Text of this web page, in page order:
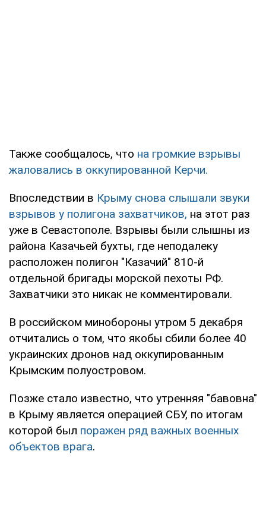
Также сообщалось, что на громкие взрывы
жаловались в оккупированной Керчи.
Впоследствии в Крыму снова слышали звуки
взрывов у полигона захватчиков, на этот раз
уже в Севастополе. Взрывы были слышны из
района Казачьей бухты, где неподалеку
расположен полигон "Казачий" 810-й
отдельной бригады морской пехоты РФ.
Захватчики это никак не комментировали.
В российском минобороны утром 5 декабря
отчитались о том, что якобы сбили более 40
украинских дронов над оккупированным
Крымским полуостровом.
Позже стало известно, что утренняя "бавовна"
в Крыму является операцией СБУ, по итогам
которой был поражен ряд важных военных
объектов врага.